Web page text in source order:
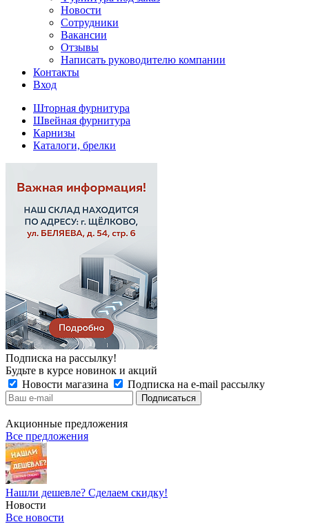
Новости
Сотрудники
Вакансии
Отзывы
Написать руководителю компании
Контакты
Вход
Шторная фурнитура
Швейная фурнитура
Карнизы
Каталоги, брелки
Подписка на рассылку!
Будьте в курсе новинок и акций
Новости магазина
Подписка на e-mail рассылку
Акционные предложения
Все предложения
Нашли дешевле? Сделаем скидку!
Новости
Все новости